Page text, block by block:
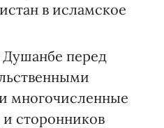
в исламское
Душанбе перед
многочисленные
сторонников